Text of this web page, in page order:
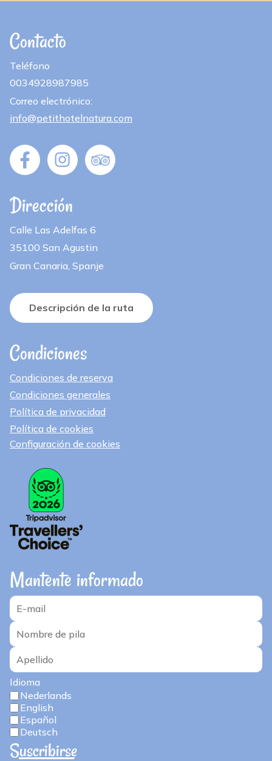
Contacto
Teléfono
0034928987985
Correo electrónico:
info@petithotelnatura.com
Dirección
Calle Las Adelfas 6
35100 San Agustin
Gran Canaria, Spanje
Descripción de la ruta
Condiciones
Condiciones de reserva
Condiciones generales
Política de privacidad
Política de cookies
Configuración de cookies
Mantente informado
Idioma
Nederlands
English
Español
Deutsch